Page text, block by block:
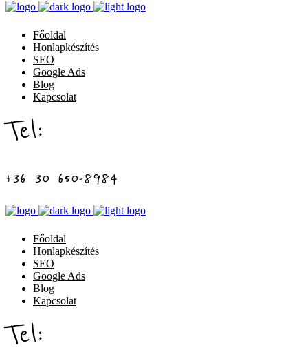
Főoldal
Honlapkészítés
SEO
Google Ads
Blog
Kapcsolat
Tel:
+36 30 650-8984
Főoldal
Honlapkészítés
SEO
Google Ads
Blog
Kapcsolat
Tel: